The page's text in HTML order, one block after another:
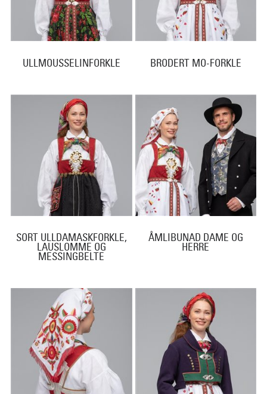
ULLMOUSSELINFORKLE BRODERT MO-FORKLE
SORT ULLDAMASKFORKLE,
LAUSLOMME OG
MESSINGBELTE
ÅMLIBUNAD DAME OG
HERRE